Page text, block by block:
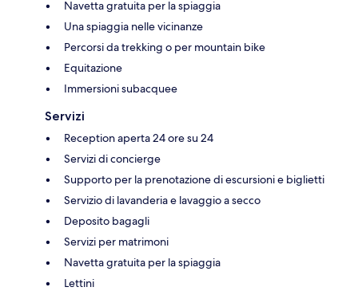
Navetta gratuita per la spiaggia
Una spiaggia nelle vicinanze
Percorsi da trekking o per mountain bike
Equitazione
Immersioni subacquee
Servizi
Reception aperta 24 ore su 24
Servizi di concierge
Supporto per la prenotazione di escursioni e biglietti
Servizio di lavanderia e lavaggio a secco
Deposito bagagli
Servizi per matrimoni
Navetta gratuita per la spiaggia
Lettini